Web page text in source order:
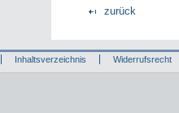
zurück
Inhaltsverzeichnis Widerrufsrecht